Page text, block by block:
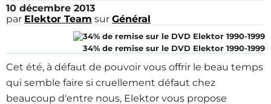
10 décembre 2013
par Elektor Team sur Général
34% de remise sur le DVD Elektor 1990-1999
Cet été, à défaut de pouvoir vous offrir le beau temps
qui semble faire si cruellement défaut chez
beaucoup d'entre nous, Elektor vous propose